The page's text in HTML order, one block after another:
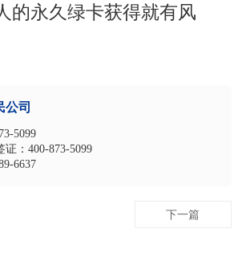
的永久绿卡获得就有风
公司
5099
：400-873-5099
6637
下一篇